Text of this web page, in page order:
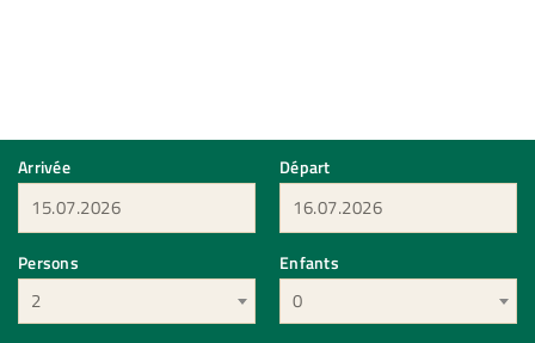
Arrivée Départ
Persons
2
Enfants
0